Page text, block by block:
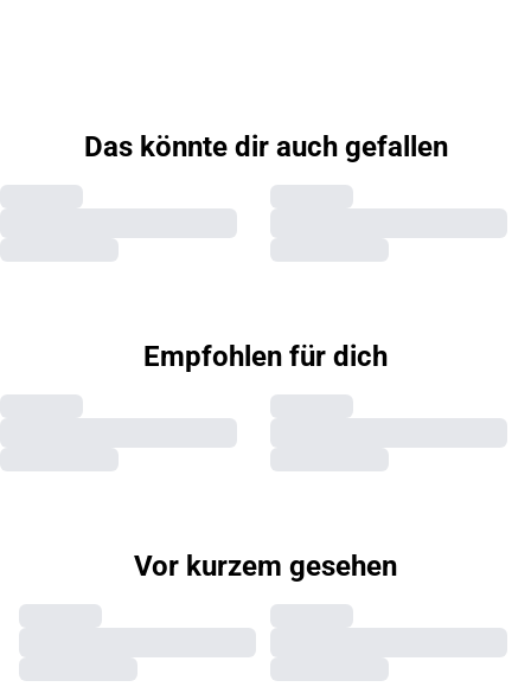
Das könnte dir auch gefallen
Empfohlen für dich
Vor kurzem gesehen